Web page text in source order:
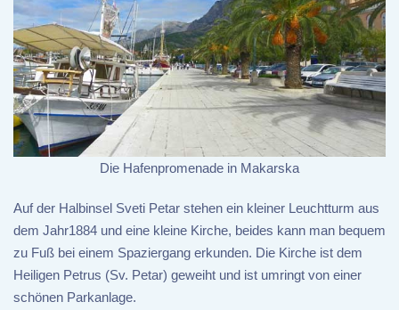
Die Hafenpromenade in Makarska
Auf der Halbinsel Sveti Petar stehen ein kleiner Leuchtturm aus
dem Jahr1884 und eine kleine Kirche, beides kann man bequem
zu Fuß bei einem Spaziergang erkunden. Die Kirche ist dem
Heiligen Petrus (Sv. Petar) geweiht und ist umringt von einer
schönen Parkanlage.